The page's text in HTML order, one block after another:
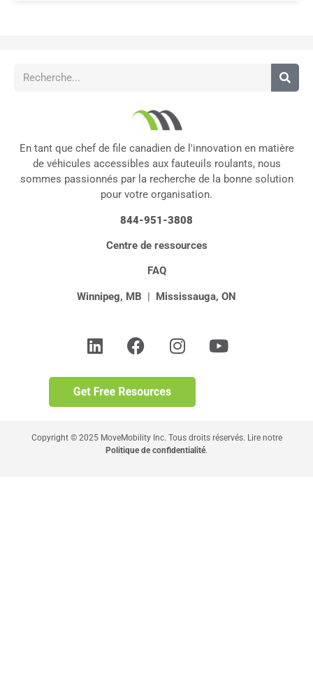
En tant que chef de file canadien de l'innovation en matière
de véhicules accessibles aux fauteuils roulants, nous
sommes passionnés par la recherche de la bonne solution
pour votre organisation.
844-951-3808
Centre de ressources
FAQ
Winnipeg, MB | Mississauga, ON
Copyright © 2025 MoveMobility Inc. Tous droits réservés. Lire notre
Politique de confidentialité.